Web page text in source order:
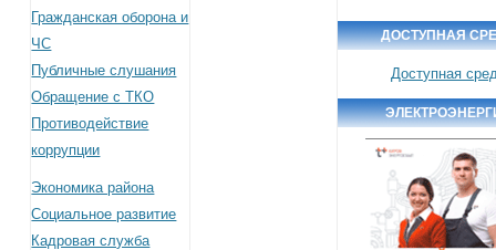
Гражданская оборона и
ЧС
Публичные слушания
Обращение с ТКО
Противодействие
коррупции
Экономика района
Социальное развитие
Кадровая служба
ДОСТУПНАЯ
Доступная